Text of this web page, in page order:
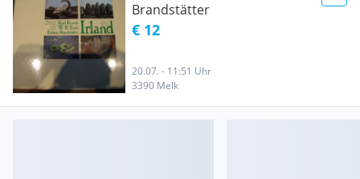
Brandstätter
€ 12
20.07. - 11:51 Uhr
3390 Melk